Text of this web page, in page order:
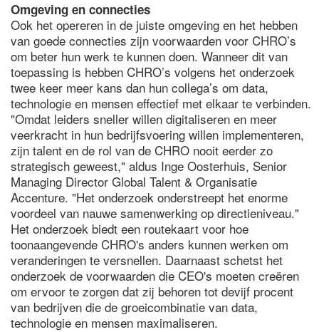
Omgeving en connecties
Ook het opereren in de juiste omgeving en het hebben
van goede connecties zijn voorwaarden voor CHRO’s
om beter hun werk te kunnen doen. Wanneer dit van
toepassing is hebben CHRO’s volgens het onderzoek
twee keer meer kans dan hun collega’s om data,
technologie en mensen effectief met elkaar te verbinden.
"Omdat leiders sneller willen digitaliseren en meer
veerkracht in hun bedrijfsvoering willen implementeren,
zijn talent en de rol van de CHRO nooit eerder zo
strategisch geweest," aldus Inge Oosterhuis, Senior
Managing Director Global Talent & Organisatie
Accenture. "Het onderzoek onderstreept het enorme
voordeel van nauwe samenwerking op directieniveau."
Het onderzoek biedt een routekaart voor hoe
toonaangevende CHRO's anders kunnen werken om
veranderingen te versnellen. Daarnaast schetst het
onderzoek de voorwaarden die CEO's moeten creëren
om ervoor te zorgen dat zij behoren tot devijf procent
van bedrijven die de groeicombinatie van data,
technologie en mensen maximaliseren.